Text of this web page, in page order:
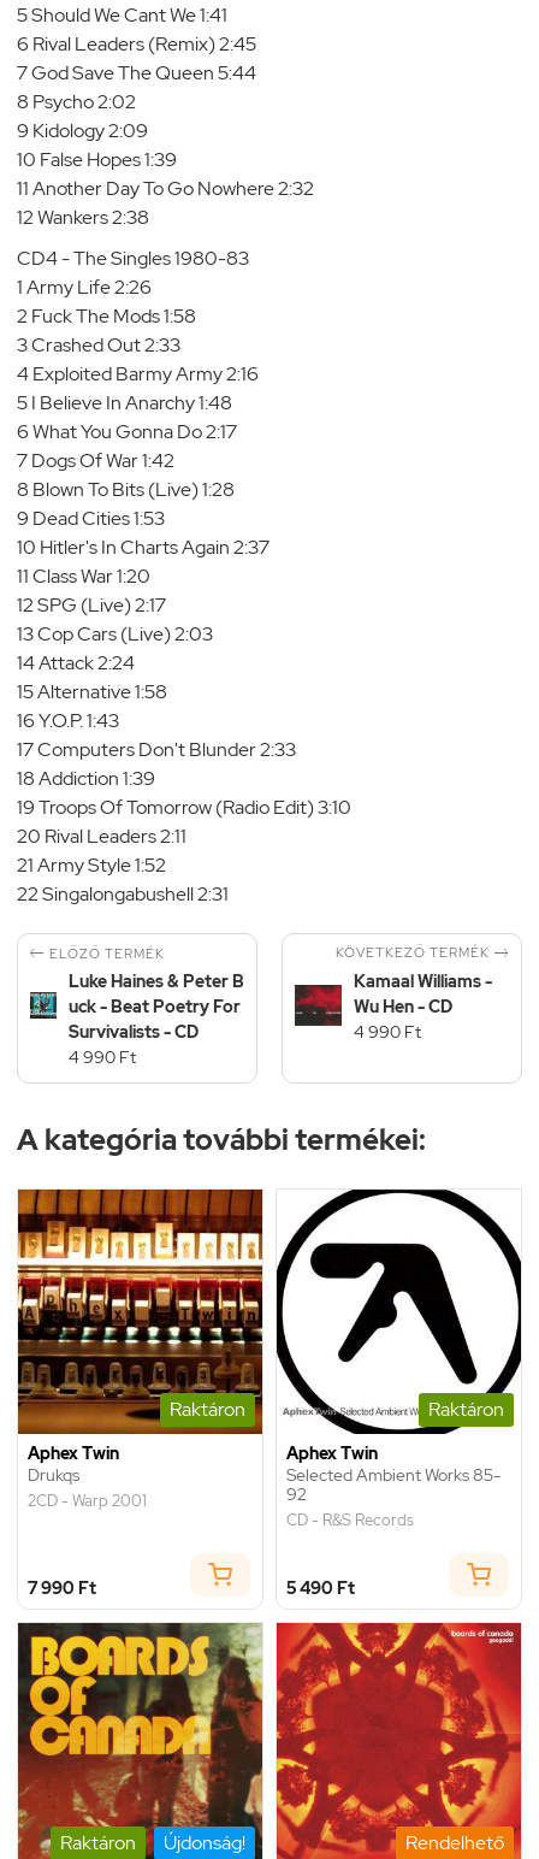
5 Should We Cant We 1:41
6 Rival Leaders (Remix) 2:45
7 God Save The Queen 5:44
8 Psycho 2:02
9 Kidology 2:09
10 False Hopes 1:39
11 Another Day To Go Nowhere 2:32
12 Wankers 2:38
CD4 - The Singles 1980-83
1 Army Life 2:26
2 Fuck The Mods 1:58
3 Crashed Out 2:33
4 Exploited Barmy Army 2:16
5 I Believe In Anarchy 1:48
6 What You Gonna Do 2:17
7 Dogs Of War 1:42
8 Blown To Bits (Live) 1:28
9 Dead Cities 1:53
10 Hitler's In Charts Again 2:37
11 Class War 1:20
12 SPG (Live) 2:17
13 Cop Cars (Live) 2:03
14 Attack 2:24
15 Alternative 1:58
16 Y.O.P. 1:43
17 Computers Don't Blunder 2:33
18 Addiction 1:39
19 Troops Of Tomorrow (Radio Edit) 3:10
20 Rival Leaders 2:11
21 Army Style 1:52
22 Singalongabushell 2:31
 ELŐZŐ TERMÉK
Luke Haines & Peter B
uck - Beat Poetry For
Survivalists - CD
4 990 Ft
KÖVETKEZŐ TERMÉK 
Kamaal Williams -
Wu Hen - CD
4 990 Ft
A kategória további termékei:
Raktáron
Aphex Twin
Drukqs
2CD - Warp 2001
7 990 Ft
Raktáron
Aphex Twin
Selected Ambient Works 85-
92
CD - R&S Records
5 490 Ft
Raktáron Újdonság! Rendelhető